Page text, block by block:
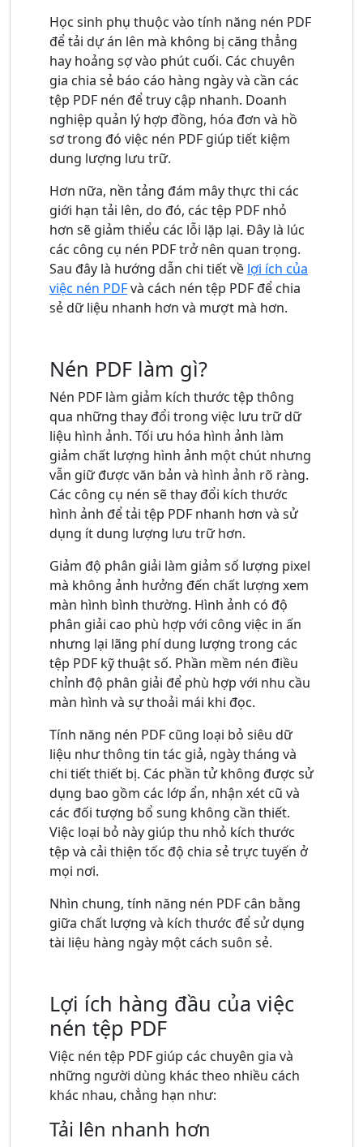
Học sinh phụ thuộc vào tính năng nén PDF
để tải dự án lên mà không bị căng thẳng
hay hoảng sợ vào phút cuối. Các chuyên
gia chia sẻ báo cáo hàng ngày và cần các
tệp PDF nén để truy cập nhanh. Doanh
nghiệp quản lý hợp đồng, hóa đơn và hồ
sơ trong đó việc nén PDF giúp tiết kiệm
dung lượng lưu trữ.
Hơn nữa, nền tảng đám mây thực thi các
giới hạn tải lên, do đó, các tệp PDF nhỏ
hơn sẽ giảm thiểu các lỗi lặp lại. Đây là lúc
các công cụ nén PDF trở nên quan trọng.
Sau đây là hướng dẫn chi tiết về lợi ích của
việc nén PDFvà cách nén tệp PDF để chia
sẻ dữ liệu nhanh hơn và mượt mà hơn.
Nén PDF làm gì?
Nén PDF làm giảm kích thước tệp thông
qua những thay đổi trong việc lưu trữ dữ
liệu hình ảnh. Tối ưu hóa hình ảnh làm
giảm chất lượng hình ảnh một chút nhưng
vẫn giữ được văn bản và hình ảnh rõ ràng.
Các công cụ nén sẽ thay đổi kích thước
hình ảnh để tải tệp PDF nhanh hơn và sử
dụng ít dung lượng lưu trữ hơn.
Giảm độ phân giải làm giảm số lượng pixel
mà không ảnh hưởng đến chất lượng xem
màn hình bình thường. Hình ảnh có độ
phân giải cao phù hợp với công việc in ấn
nhưng lại lãng phí dung lượng trong các
tệp PDF kỹ thuật số. Phần mềm nén điều
chỉnh độ phân giải để phù hợp với nhu cầu
màn hình và sự thoải mái khi đọc.
Tính năng nén PDF cũng loại bỏ siêu dữ
liệu như thông tin tác giả, ngày tháng và
chi tiết thiết bị. Các phần tử không được sử
dụng bao gồm các lớp ẩn, nhận xét cũ và
các đối tượng bổ sung không cần thiết.
Việc loại bỏ này giúp thu nhỏ kích thước
tệp và cải thiện tốc độ chia sẻ trực tuyến ở
mọi nơi.
Nhìn chung, tính năng nén PDF cân bằng
giữa chất lượng và kích thước để sử dụng
tài liệu hàng ngày một cách suôn sẻ.
Lợi ích hàng đầu của việc
nén tệp PDF
Việc nén tệp PDF giúp các chuyên gia và
những người dùng khác theo nhiều cách
khác nhau, chẳng hạn như:
Tải lên nhanh hơn